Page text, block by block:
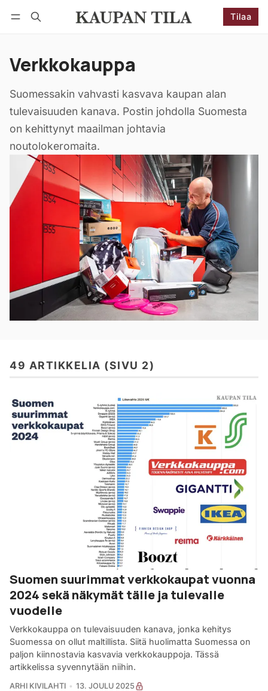
Tilaa
Verkkokauppa
Suomessakin vahvasti kasvava kaupan alan
tulevaisuuden kanava. Postin johdolla Suomesta
on kehittynyt maailman johtavia
noutolokeromaita.
49 ARTIKKELIA (SIVU 2)
Suomen suurimmat verkkokaupat vuonna
2024 sekä näkymät tälle ja tulevalle
vuodelle
Verkkokauppa on tulevaisuuden kanava, jonka kehitys
Suomessa on ollut maltillista. Siitä huolimatta Suomessa on
paljon kiinnostavia kasvavia verkkokauppoja. Tässä
artikkelissa syvennytään niihin.
ARHI KIVILAHTI 13. JOULU 2025